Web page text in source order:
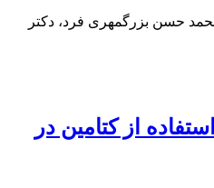
حسن بزرگمهری فرد، دکتر
از کتامین در